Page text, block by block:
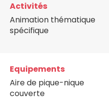
Activités
Animation thématique
spécifique
Equipements
Aire de pique-nique
couverte